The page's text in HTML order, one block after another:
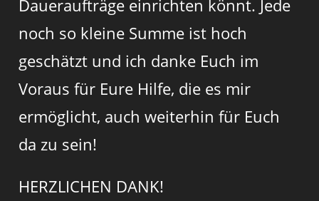
Daueraufträge einrichten könnt. Jede
noch so kleine Summe ist hoch
geschätzt und ich danke Euch im
Voraus für Eure Hilfe, die es mir
ermöglicht, auch weiterhin für Euch
da zu sein!
HERZLICHEN DANK!